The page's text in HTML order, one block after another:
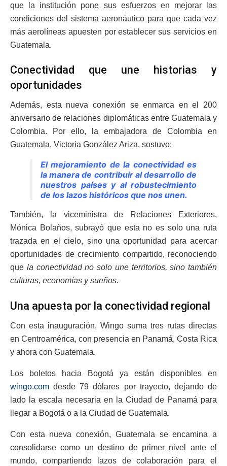
que la institución pone sus esfuerzos en mejorar las
condiciones del sistema aeronáutico para que cada vez
más aerolíneas apuesten por establecer sus servicios en
Guatemala.
Conectividad que une historias y
oportunidades
Además, esta nueva conexión se enmarca en el 200
aniversario de relaciones diplomáticas entre Guatemala y
Colombia. Por ello, la embajadora de Colombia en
Guatemala, Victoria González Ariza, sostuvo:
El mejoramiento de la conectividad es
la manera de contribuir al desarrollo de
nuestros países y al robustecimiento
de los lazos históricos que nos unen.
También, la viceministra de Relaciones Exteriores,
Mónica Bolaños, subrayó que esta no es solo una ruta
trazada en el cielo, sino una oportunidad para acercar
oportunidades de crecimiento compartido, reconociendo
que la conectividad no solo une territorios, sino también
culturas, economías y sueños.
Una apuesta por la conectividad regional
Con esta inauguración, Wingo suma tres rutas directas
en Centroamérica, con presencia en Panamá, Costa Rica
y ahora con Guatemala.
Los boletos hacia Bogotá ya están disponibles en
wingo.com desde 79 dólares por trayecto, dejando de
lado la escala necesaria en la Ciudad de Panamá para
llegar a Bogotá o a la Ciudad de Guatemala.
Con esta nueva conexión, Guatemala se encamina a
consolidarse como un destino de primer nivel ante el
mundo, compartiendo lazos de colaboración para el